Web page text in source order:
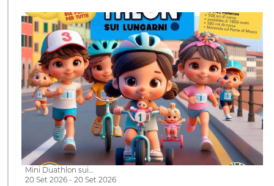
Mini Duathlon sui…
20 Set 2026 - 20 Set 2026